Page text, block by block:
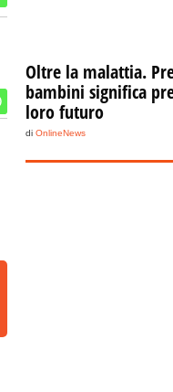
Oltre la malattia.
bambini significa
loro futuro
di OnlineNews